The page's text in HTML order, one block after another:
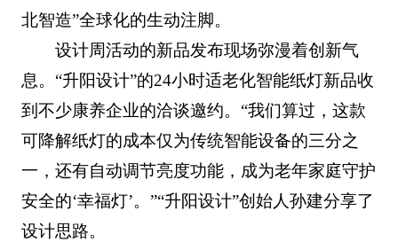
北智造”全球化的生动注脚。
设计周活动的新品发布现场弥漫着创新气
息。“升阳设计”的24小时适老化智能纸灯新品收
到不少康养企业的洽谈邀约。“我们算过，这款
可降解纸灯的成本仅为传统智能设备的三分之
一，还有自动调节亮度功能，成为老年家庭守护
安全的‘幸福灯’。”“升阳设计”创始人孙建分享了
设计思路。